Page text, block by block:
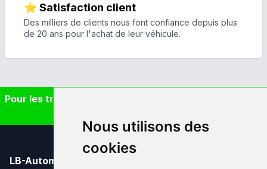
Nous utilisons des
cookies
⭐ Satisfaction client
Des milliers de clients nous font confiance depuis plus
de 20 ans pour l'achat de leur véhicule.
Pour les trajets courts, privilégiez la marche ou le vélo
LB-Automobiles.com